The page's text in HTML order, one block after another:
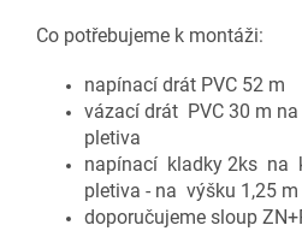
Co potřebujeme k montáži:
napínací drát PVC 52 m
vázací drát PVC 30 m
pletiva
napínací kladky 2ks na
pletiva - na výšku 1,25
doporučujeme sloup